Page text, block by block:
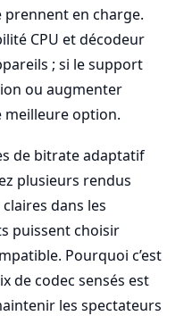
prennent en charge.
CPU et décodeur
; si le support
ou augmenter
meilleure option.
de bitrate adaptatif
plusieurs rendus
dans les
puissent choisir
Pourquoi c’est
de codec sensés est
les spectateurs